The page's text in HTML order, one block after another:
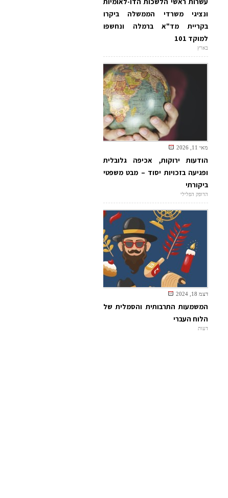
ונציגי משרדי הממשלה ביקרו
בקריית מד"א ברמלה ונחשפו
למוקד 101
בארץ
מאי 11, 2026
הודעות ירוקות, אכיפה גלובלית
ופגיעה בזכויות יסוד – מבט משפטי
ביקורתי
הדופק הפלילי
דצמ 18, 2024
המשמעות התרבותית והסמלית של
הלוח העברי
דעות